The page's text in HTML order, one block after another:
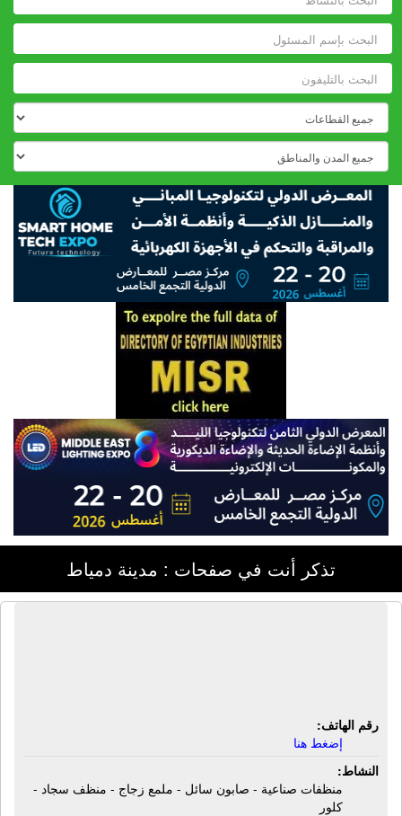
تذكر أنت في صفحات : مدينة دمياط
رقم الهاتف:
إضغط هنا
النشاط:
منظفات صناعية - صابون سائل - ملمع زجاج - منظف سجاد -
كلور